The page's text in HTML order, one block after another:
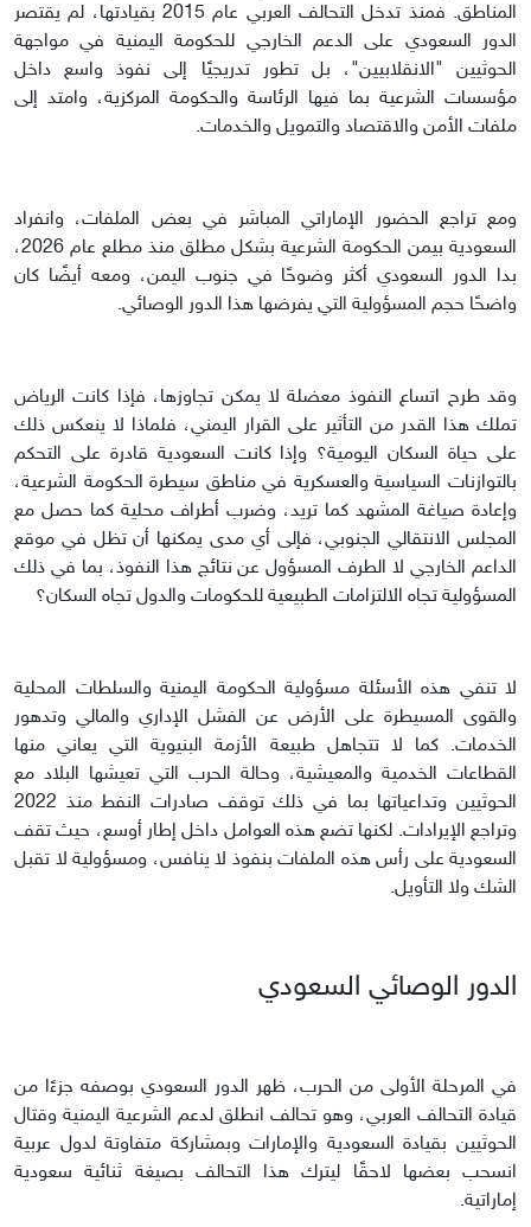
المناطق. فمنذ تدخل التحالف العربي عام 2015 بقيادتها، لم يقتصر
الدور السعودي على الدعم الخارجي للحكومة اليمنية في مواجهة
الحوثيين "الانقلابيين"، بل تطور تدريجيًا إلى نفوذ واسع داخل
مؤسسات الشرعية بما فيها الرئاسة والحكومة المركزية، وامتد إلى
ملفات الأمن والاقتصاد والتمويل والخدمات.
ومع تراجع الحضور الإماراتي المباشر في بعض الملفات، وانفراد
السعودية بيمن الحكومة الشرعية بشكل مطلق منذ مطلع عام 2026،
بدا الدور السعودي أكثر وضوحًا في جنوب اليمن، ومعه أيضًا كان
واضحًا حجم المسؤولية التي يفرضها هذا الدور الوصائي.
وقد طرح اتساع النفوذ معضلة لا يمكن تجاوزها، فإذا كانت الرياض
تملك هذا القدر من التأثير على القرار اليمني، فلماذا لا ينعكس ذلك
على حياة السكان اليومية؟ وإذا كانت السعودية قادرة على التحكم
بالتوازنات السياسية والعسكرية في مناطق سيطرة الحكومة الشرعية،
وإعادة صياغة المشهد كما تريد، وضرب أطراف محلية كما حصل مع
المجلس الانتقالي الجنوبي، فإلى أي مدى يمكنها أن تظل في موقع
الداعم الخارجي لا الطرف المسؤول عن نتائج هذا النفوذ، بما في ذلك
المسؤولية تجاه الالتزامات الطبيعية للحكومات والدول تجاه السكان؟
لا تنفي هذه الأسئلة مسؤولية الحكومة اليمنية والسلطات المحلية
والقوى المسيطرة على الأرض عن الفشل الإداري والمالي وتدهور
الخدمات. كما لا تتجاهل طبيعة الأزمة البنيوية التي يعاني منها
القطاعات الخدمية والمعيشية، وحالة الحرب التي تعيشها البلاد مع
الحوثيين وتداعياتها بما في ذلك توقف صادرات النفط منذ 2022
وتراجع الإيرادات. لكنها تضع هذه العوامل داخل إطار أوسع، حيث تقف
السعودية على رأس هذه الملفات بنفوذ لا ينافس، ومسؤولية لا تقبل
الشك ولا التأويل.
الدور الوصائي السعودي
في المرحلة الأولى من الحرب، ظهر الدور السعودي بوصفه جزءًا من
قيادة التحالف العربي، وهو تحالف انطلق لدعم الشرعية اليمنية وقتال
الحوثيين بقيادة السعودية والإمارات وبمشاركة متفاوتة لدول عربية
انسحب بعضها لاحقًا ليترك هذا التحالف بصيغة ثنائية سعودية
إماراتية.